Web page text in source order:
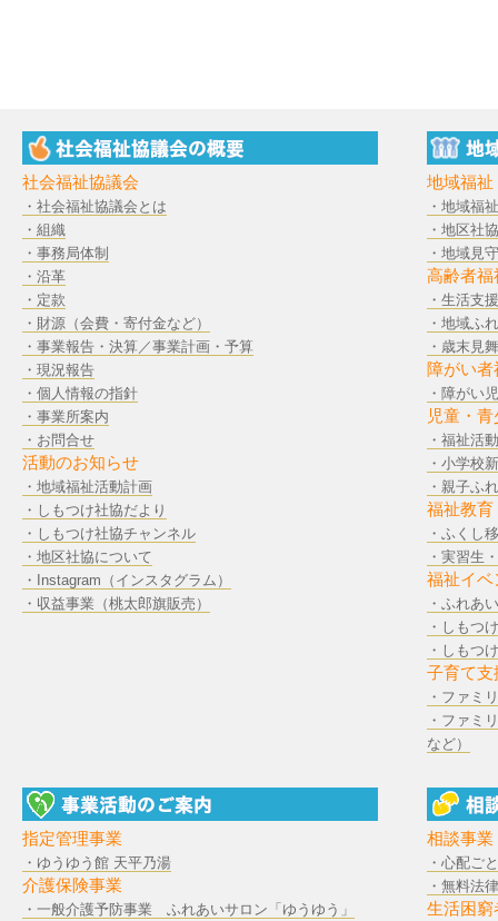
社会福祉協議会
・社会福祉協議会とは
・組織
・事務局体制
・沿革
・定款
・財源（会費・寄付金など）
・事業報告・決算／事業計画・予算
・現況報告
・個人情報の指針
・事業所案内
・お問合せ
活動のお知らせ
・地域福祉活動計画
・しもつけ社協だより
・しもつけ社協チャンネル
・地区社協について
・Instagram（インスタグラム）
・収益事業（桃太郎旗販売）
地域福祉
・地域福
・地区社
・地域見
高齢者福
・生活支
・地域ふ
・歳末見
障がい者
・障がい
児童・
・福祉活
・小学校
・親子ふ
福祉教育
・ふくし
・実習生
福祉イベ
・ふれあ
・しもつ
・しもつ
子育て支
・ファミ
・ファミ
など）
指定管理事業
・ゆうゆう館 天平乃湯
介護保険事業
・一般介護予防事業 ふれあいサロン「ゆうゆう」
相談事業
・心配ご
・無料法
生活困窮